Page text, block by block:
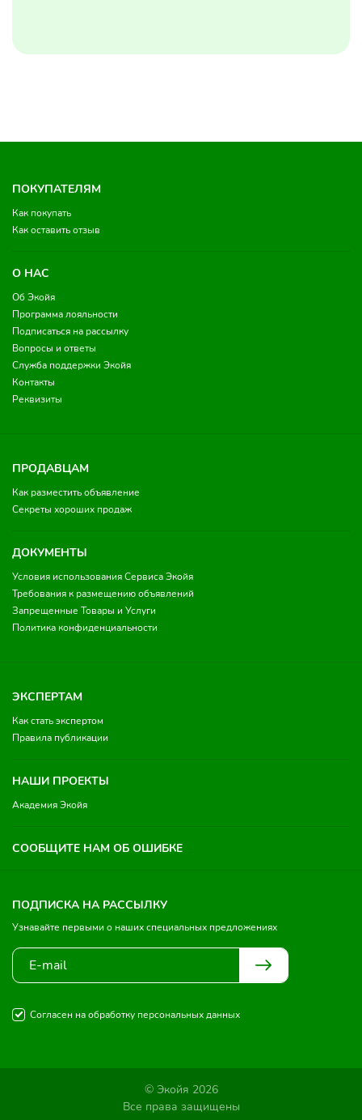
ПОКУПАТЕЛЯМ
Как покупать
Как оставить отзыв
О НАС
Об Экойя
Программа лояльности
Подписаться на рассылку
Вопросы и ответы
Служба поддержки Экойя
Контакты
Реквизиты
ПРОДАВЦАМ
Как разместить объявление
Секреты хороших продаж
ДОКУМЕНТЫ
Условия использования Сервиса Экойя
Требования к размещению объявлений
Запрещенные Товары и Услуги
Политика конфиденциальности
ЭКСПЕРТАМ
Как стать экспертом
Правила публикации
НАШИ ПРОЕКТЫ
Академия Экойя
СООБЩИТЕ НАМ ОБ ОШИБКЕ
ПОДПИСКА НА РАССЫЛКУ
Узнавайте первыми о наших специальных предложениях
Согласен на обработку персональных данных
© Экойя 2026
Все права защищены